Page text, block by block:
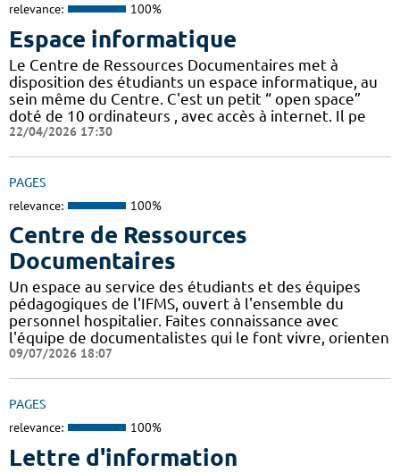
relevance: 100%
Espace informatique
Le Centre de Ressources Documentaires met à
disposition des étudiants un espace informatique, au
sein même du Centre. C'est un petit “ open space”
doté de 10 ordinateurs , avec accès à internet. Il pe
22/04/2026 17:30
PAGES
relevance: 100%
Centre de Ressources
Documentaires
Un espace au service des étudiants et des équipes
pédagogiques de l'IFMS, ouvert à l'ensemble du
personnel hospitalier. Faites connaissance avec
l'équipe de documentalistes qui le font vivre, orienten
09/07/2026 18:07
PAGES
relevance: 100%
Lettre d'information